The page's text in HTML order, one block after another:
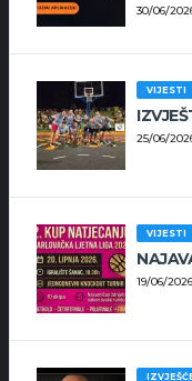
30/06/
VIJESTI
25/06/
VIJESTI
19/06/2026